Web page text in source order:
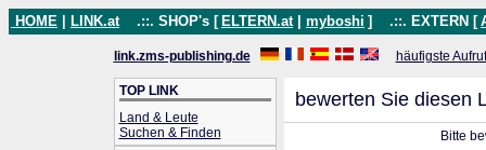
HOME LINK.at .::. SHOP's [ ELTERN.at myboshi ] .::. EXTERN [
link.zms-publishing.de häufigste
TOP LINK
Land & Leute
Suchen & Finden
bewerten Sie diesen
Bitte